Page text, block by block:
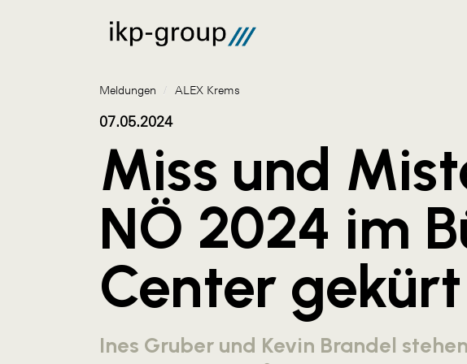
Meldungen / ALEX Krems
07.05.2024
Miss und
NÖ 2024 im
Center gekürt
Ines Gruber und Kevin Brandel